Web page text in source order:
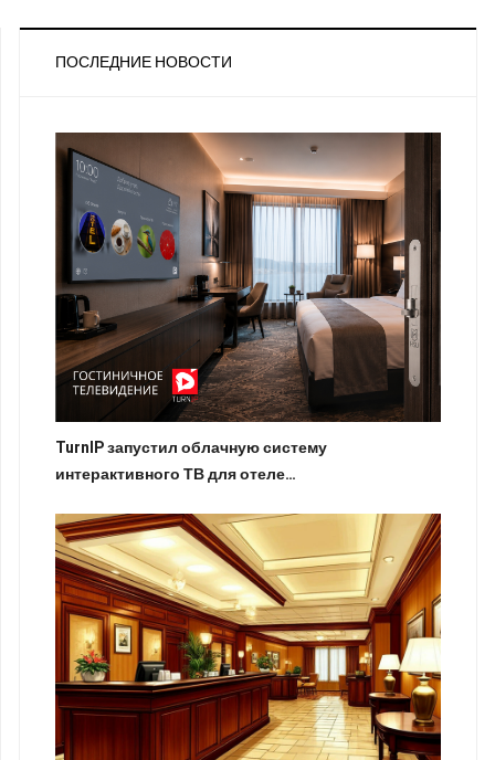
ПОСЛЕДНИЕ НОВОСТИ
TurnIP запустил облачную систему
интерактивного ТВ для отеле…